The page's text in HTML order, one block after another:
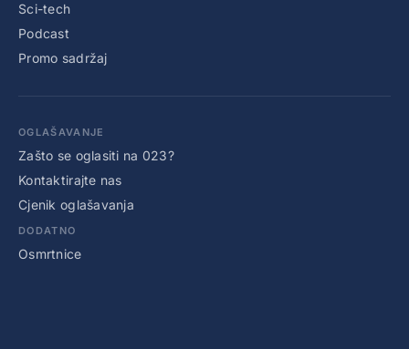
Sci-tech
Podcast
Promo sadržaj
OGLAŠAVANJE
Zašto se oglasiti na 023?
Kontaktirajte nas
Cjenik oglašavanja
DODATNO
Osmrtnice